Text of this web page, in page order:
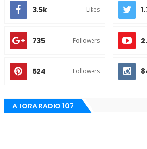
3.5k Likes
735 Followers
524 Followers
AHORA RADIO 107